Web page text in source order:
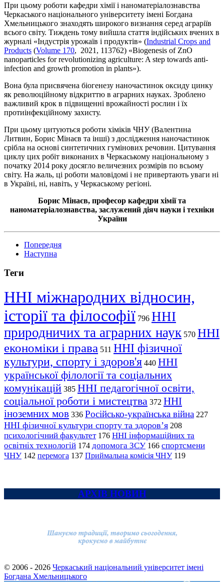
При цьому роботи кафедри хімії і наноматеріалознавства
Черкаського національного університету імені Богдана
Хмельницького знаходять широкого визнання серед аграріїв
всього світу. Тиждень тому вийшла стаття індійських вчених в
журналі «Індустрія урожаїв і продуктів» (Industrial Crops and
Products (Volume 170, 2021, 113762) «Biogenesis of ZnO
nanoparticles for revolutionizing agriculture: A step towards anti-
infection and growth promotion in plants»).
Вона була присвячена біогенезу наночастинок оксиду цинку
як революційному відкриттю в аграрних науках. Зроблено
важливий крок в підвищенні врожайності рослин і їх
протиінфекційному захисту.
При цьому цитуються роботи хіміків ЧНУ (Валентина
Литвин, Борис Мінаєв та інші) з дослідження наночастинок
срібла на основі синтетичних гумінових речовин. Цитування
циклу цих робіт виконаних в Черкаському національному з
початку 2014 року досягло величезних розмірів по всьому
світу. На жаль, ці роботи маловідомі і не привертають уваги ні
в Україні, ні, навіть, у Черкаському регіоні.
Борис Мінаєв, професор кафедри хімії та
наноматеріалознавства, заслужений діяч науки і техніки
України
Попередня
Наступна
Теги
ННІ міжнародних відносин,
історії та філософії 796 ННІ
природничих та аграрних наук 570 ННІ
економіки і права 511 ННІ фізичної
культури, спорту і здоров'я 440 ННІ
української філології та соціальних
комунікацій 385 ННІ педагогічної освіти,
соціальної роботи і мистецтва 372 ННІ
іноземних мов 336 Російсько-українська війна 227
ННІ фізичної культури спорту та здоров’я 208
психологічний факультет 176 ННІ інформаційних та
освітніх технологій 174 допомога ЗСУ 166 спортсмени
ЧНУ 142 перемога 137 Приймальна комісія ЧНУ 119
АРХІВ НОВИН
© 2006 - 2026 Черкаський національний університет імені
Богдана Хмельницького